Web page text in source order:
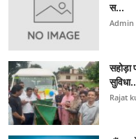
स...
Admin
सहोड़ा
Rajat